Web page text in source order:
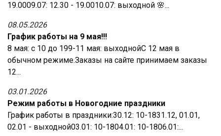
19.0009.07: 12.30 - 19.0010.07: выходной 🌸...
08.05.2026
График работы на 9 мая!!!
8 мая: с 10 до 199-11 мая: выходнойС 12 мая в
обычном режиме.Заказы на сайте принимаем заказы
12...
03.01.2026
Режим работы в Новогодние праздники
График работы в праздники:30.12: 10-1831.12, 01.01,
02.01 - выходной03.01: 10-1804.01: 10-1806.01:...